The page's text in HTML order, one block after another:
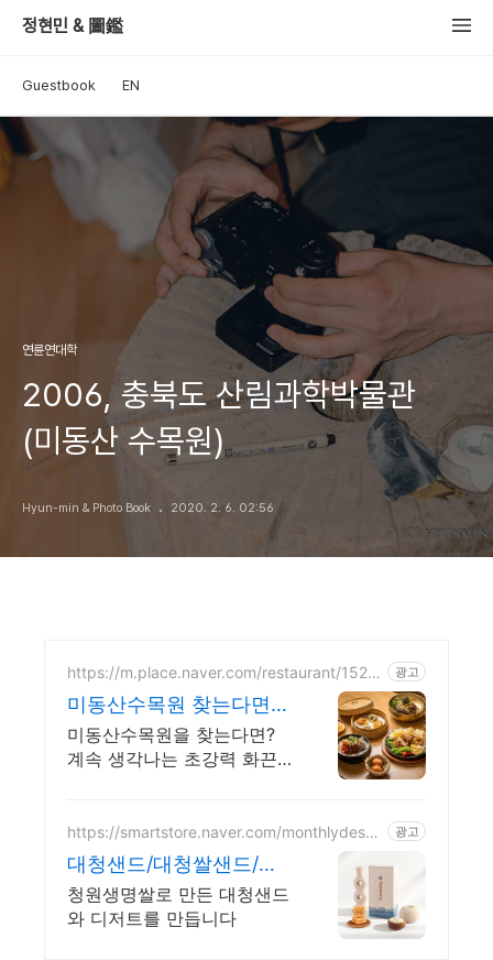
정현민 & 圖鑑
Guestbook EN
연륜연대학
2006, 충북도 산림과학박물관
(미동산 수목원)
Hyun-min & Photo Book 2020. 2. 6. 02:56
https://m.place.naver.com/restaurant/1527
광고
미동산수목원 찾는다면?
계속 중독되는매운맛!해
장냉면
미동산수목원을 찾는다면?
계속 생각나는 초강력 화끈
https://smartstore.naver.com/monthlydesse
광고
대청샌드/대청쌀샌드/쫀
득쿠키
청원생명쌀로 만든 대청샌드
와 디저트를 만듭니다